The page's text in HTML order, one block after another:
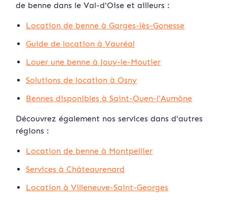
de benne dans le Val-d'Oise et ailleurs :
Location de benne à Garges-lès-Gonesse
Guide de location à Vauréal
Louer une benne à Jouy-le-Moutier
Solutions de location à Osny
Bennes disponibles à Saint-Ouen-l'Aumône
Découvrez également nos services dans d'autres
régions :
Location de benne à Montpellier
Services à Châteaurenard
Location à Villeneuve-Saint-Georges